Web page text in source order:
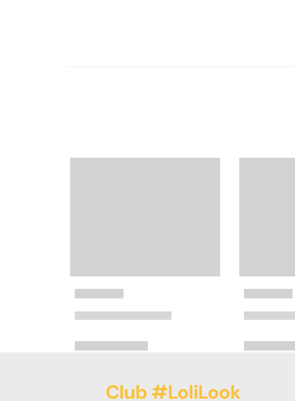
Club #LoliLook